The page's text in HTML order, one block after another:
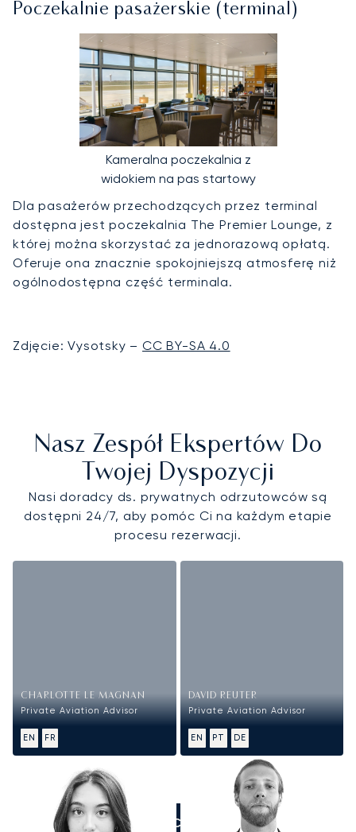
Poczekalnie pasażerskie (terminal)
Kameralna poczekalnia z
widokiem na pas startowy
Dla pasażerów przechodzących przez terminal
dostępna jest poczekalnia The Premier Lounge, z
której można skorzystać za jednorazową opłatą.
Oferuje ona znacznie spokojniejszą atmosferę niż
ogólnodostępna część terminala.
Zdjęcie: Vysotsky –CC BY-SA 4.0
Nasz Zespół Ekspertów Do
Twojej Dyspozycji
Nasi doradcy ds. prywatnych odrzutowców są
dostępni 24/7, aby pomóc Ci na każdym etapie
procesu rezerwacji.
CHARLOTTE LE MAGNAN
Private Aviation Advisor
EN FR
DAVID REUTER
Private Aviation Advisor
EN PT DE
ZADZWOŃCIE DO NAS